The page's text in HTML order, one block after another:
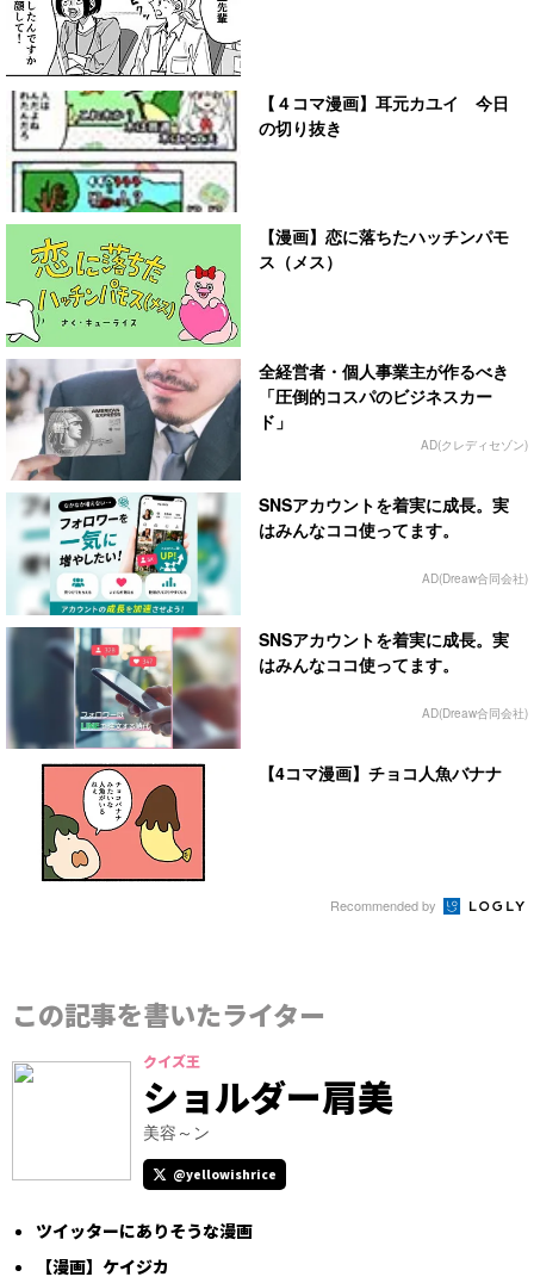
【４コマ漫画】耳元カユイ 今日
の切り抜き
【漫画】恋に落ちたハッチンパモ
ス（メス）
全経営者・個人事業主が作るべき
「圧倒的コスパのビジネスカー
ド」
AD(クレディセゾン)
SNSアカウントを着実に成長。実
はみんなココ使ってます。
AD(Dreaw合同会社)
SNSアカウントを着実に成長。実
はみんなココ使ってます。
AD(Dreaw合同会社)
【4コマ漫画】チョコ人魚バナナ
Recommended by
この記事を書いたライター
クイズ王
ショルダー肩美
美容～ン
@yellowishrice
ツイッターにありそうな漫画
【漫画】ケイジカ